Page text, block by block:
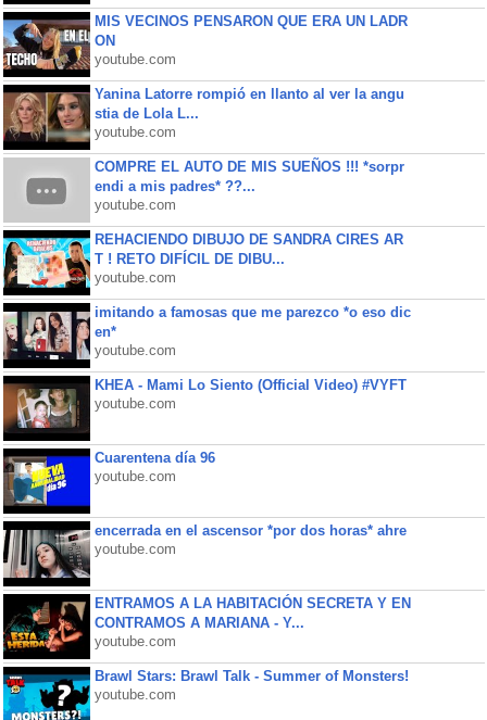
MIS VECINOS PENSARON QUE ERA UN LADR
ON
youtube.com
Yanina Latorre rompió en llanto al ver la angu
stia de Lola L...
youtube.com
COMPRE EL AUTO DE MIS SUEÑOS !!! *sorpr
endi a mis padres* ??...
youtube.com
REHACIENDO DIBUJO DE SANDRA CIRES AR
T ! RETO DIFÍCIL DE DIBU...
youtube.com
imitando a famosas que me parezco *o eso dic
en*
youtube.com
KHEA - Mami Lo Siento (Official Video) #VYFT
youtube.com
Cuarentena día 96
youtube.com
encerrada en el ascensor *por dos horas* ahre
youtube.com
ENTRAMOS A LA HABITACIÓN SECRETA Y EN
CONTRAMOS A MARIANA - Y...
youtube.com
Brawl Stars: Brawl Talk - Summer of Monsters!
youtube.com